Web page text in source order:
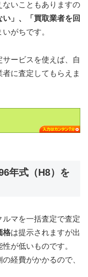
いこともありますの
い」、「買取業者を回
がちです。
ービスを使えば、自
に査定してもらえま
年式（H8）を
マを一括査定で査定
格は提示されますが出
が低いものです。
経費がかかるので、